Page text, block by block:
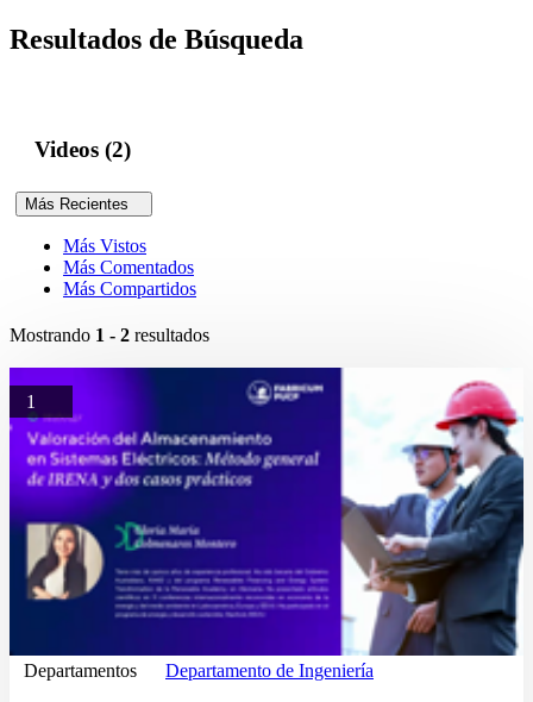
Resultados de Búsqueda
Videos (2)
Más Recientes
Más Vistos
Más Comentados
Más Compartidos
Mostrando 1 - 2 resultados
1
Departamentos Departamento de Ingeniería